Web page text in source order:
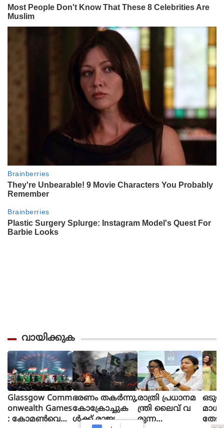
വായിക്കുക
Glassgow Comm
onwealth Games
: കോമൺവെൽ
ഭരണം തകര്‍ന്നു,
കോക്രോച്ചുക
ള്‍ക്ക് രാജ്യത്തെ
രാത്രി പ്രധാനമ
ന്ത്രി ലൈവ് വ
രുന്ന